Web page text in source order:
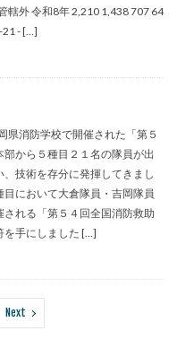
外 令和8年 2,210 1,438 707 64
21 - […]
学校で開催された「第５
から５種目２１名の隊員が出
技術を存分に発揮してきまし
において大倉隊員・吉岡隊員
れる「第５４回全国消防救助
を手にしました […]
Next